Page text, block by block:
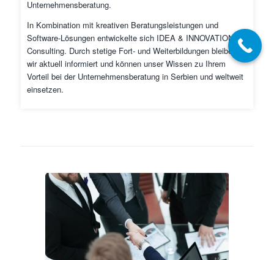
Unternehmensberatung.
In Kombination mit kreativen Beratungsleistungen und
Software-Lösungen entwickelte sich IDEA & INNOVATION
Consulting. Durch stetige Fort- und Weiterbildungen bleiben
wir aktuell informiert und können unser Wissen zu Ihrem
Vorteil bei der Unternehmensberatung in Serbien und weltweit
einsetzen.